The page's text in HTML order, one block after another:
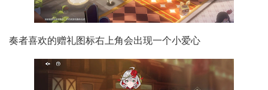
奏者喜欢的赠礼图标右上角会出现一个小爱心